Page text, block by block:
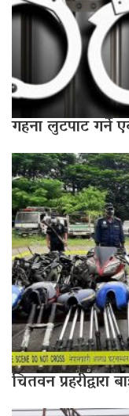
गहना लुटपाट गर्ने
चितवन